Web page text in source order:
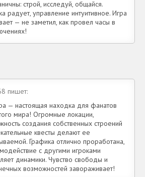
строй, исследуй, общайся.
радует, управление интуитивное. Игра
— не заметил, как провел часы в
пишет:
— настоящая находка для фанатов
мира! Огромные локации,
создания собственных строений
квесты делают ее
Графика отлично проработана,
с другими игроками
динамики. Чувство свободы и
возможностей завораживает!